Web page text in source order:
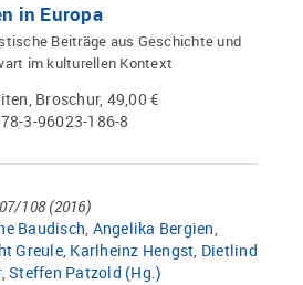
in Europa
Beiträge aus Geschichte und
im kulturellen Kontext
Broschur, 49,00 €
3-96023-186-8
108 (2016)
Baudisch, Angelika Bergien,
Greule, Karlheinz Hengst, Dietlind
,Steffen Patzold (Hg.)